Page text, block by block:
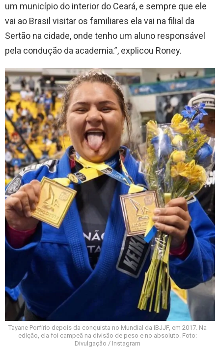
um município do interior do Ceará, e sempre que ele
vai ao Brasil visitar os familiares ela vai na filial da
Sertão na cidade, onde tenho um aluno responsável
pela condução da academia.”, explicou Roney.
Tayane Porfírio depois da conquista no Mundial da IBJJF, em 2017. Na
edição, ela foi campeã na divisão de peso e no absoluto. Foto:
Divulgação / Instagram